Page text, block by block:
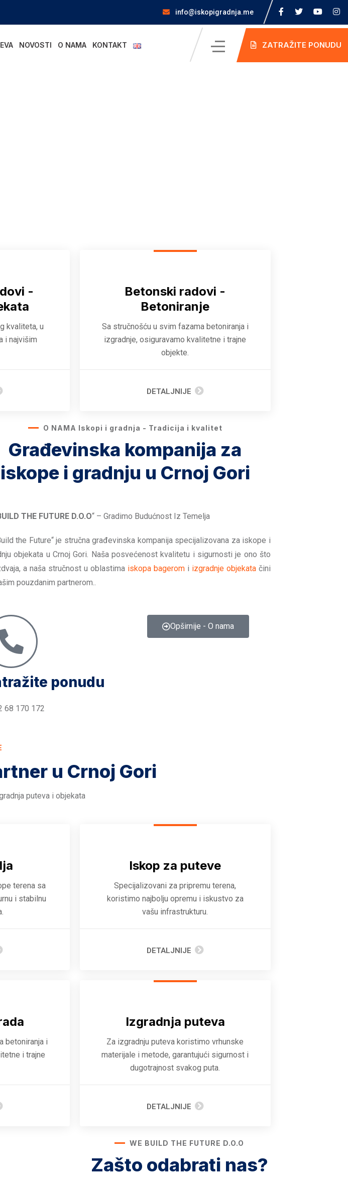
info@iskopigradnja.me
NOVOSTI O NAMA KONTAKT ZATRAŽITE PONUDU
-
kvaliteta, u
i najvišim
Betonski radovi -
Betoniranje
Sa stručnošću u svim fazama betoniranja i
izgradnje, osiguravamo kvalitetne i trajne
objekte.
DETALJNIJE
O NAMA Iskopi i gradnja - Tradicija i kvalitet
Građevinska kompanija za
iskope i gradnju u Crnoj Gori
THE FUTURE D.O.O“ – Gradimo Budućnost Iz Temelja
the Future“ je stručna građevinska kompanija specijalizovana za iskope i
objekata u Crnoj Gori. Naša posvećenost kvalitetu i sigurnosti je ono što
a naša stručnost u oblastima iskopa bagerom i izgradnje objekata čini
pouzdanim partnerom..
ponudu
68 170 172
Opširnije - O nama
u Crnoj Gori
puteva i objekata
terena sa
i stabilnu
Iskop za puteve
Specijalizovani za pripremu terena,
koristimo najbolju opremu i iskustvo za
vašu infrastrukturu.
DETALJNIJE
betoniranja i
i trajne
Izgradnja puteva
Za izgradnju puteva koristimo vrhunske
materijale i metode, garantujući sigurnost i
dugotrajnost svakog puta.
DETALJNIJE
WE BUILD THE FUTURE D.O.O
Zašto odabrati nas?